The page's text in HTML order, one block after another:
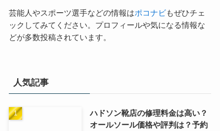
芸能人やスポーツ選手などの情報はポコナビもぜひチェ
ックしてみてください。プロフィールや気になる情報な
どが多数投稿されています。
人気記事
ハドソン靴店の修理料金は高い？
オールソール価格や評判は？予約